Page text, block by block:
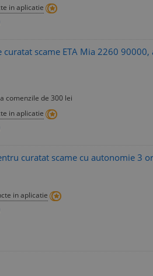
in aplicatie
curatat scame ETA Mia 2260
comenzile de 300 lei
in aplicatie
curatat scame cu autonomie 3
in aplicatie